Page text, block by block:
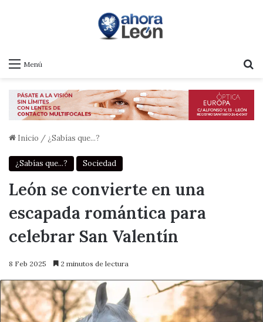
Menú
Inicio / ¿Sabías que...?
¿Sabías que...? Sociedad
León se convierte en una
escapada romántica para
celebrar San Valentín
8 Feb 2025 2 minutos de lectura